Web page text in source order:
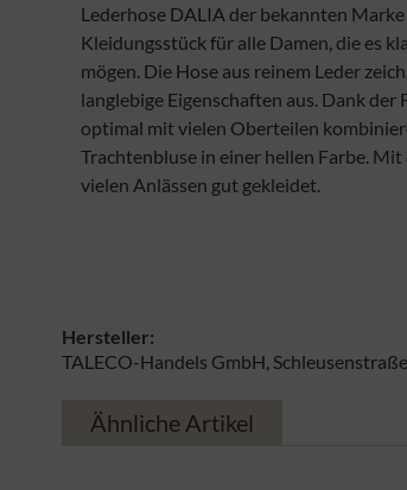
Lederhose DALIA der bekannten
Kleidungsstück für alle Damen, die es
mögen. Die Hose aus reinem Leder
langlebige Eigenschaften aus. Dank der
optimal mit vielen Oberteilen
Trachtenbluse in einer hellen Farbe. Mit
vielen Anlässen gut gekleidet.
Hersteller:
TALECO-Handels GmbH,
Ähnliche Artikel